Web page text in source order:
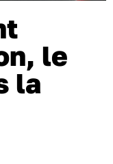
le
la